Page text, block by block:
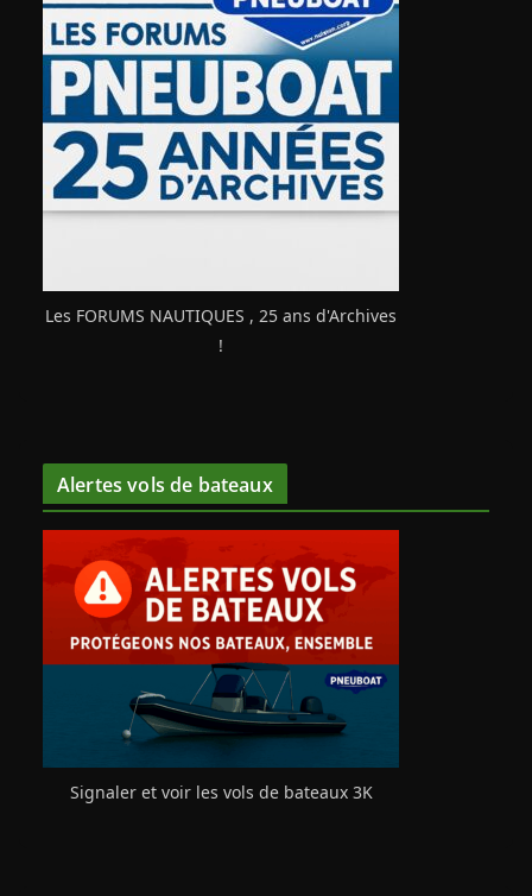
Les FORUMS NAUTIQUES , 25 ans d'Archives
!
Alertes vols de bateaux
Signaler et voir les vols de bateaux 3K